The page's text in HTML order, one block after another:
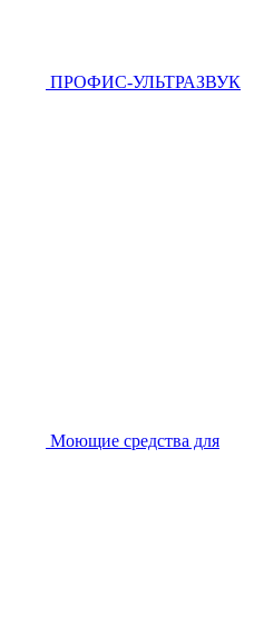
ПРОФИС-УЛЬТРАЗВУК
Моющие средства для